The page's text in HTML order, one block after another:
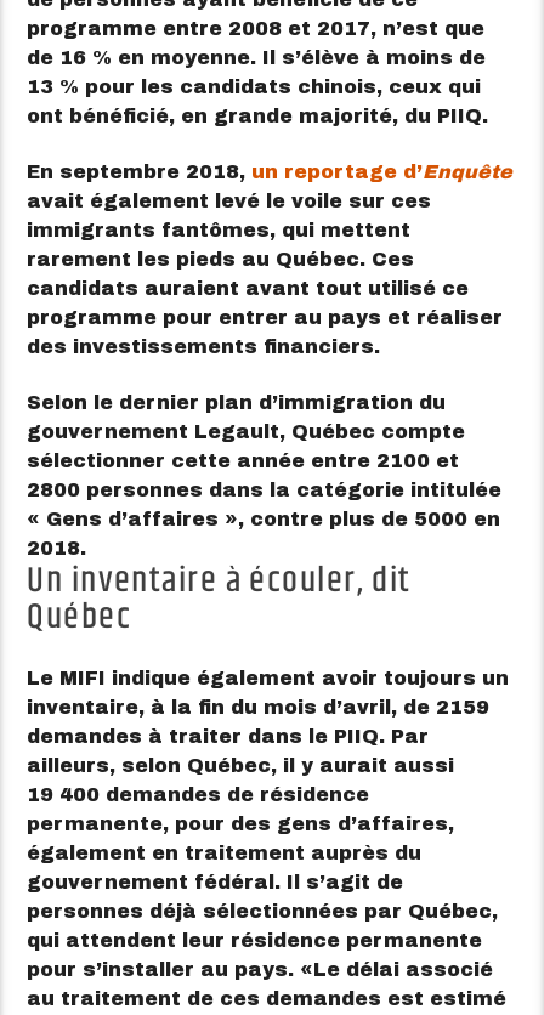
programme entre 2008 et 2017, n’est que
de 16 % en moyenne. Il s’élève à moins de
13 % pour les candidats chinois, ceux qui
ont bénéficié, en grande majorité, du PIIQ.
En septembre 2018, un reportage d’Enquête
avait également levé le voile sur ces
immigrants fantômes, qui mettent
rarement les pieds au Québec. Ces
candidats auraient avant tout utilisé ce
programme pour entrer au pays et réaliser
des investissements financiers.
Selon le dernier plan d’immigration du
gouvernement Legault, Québec compte
sélectionner cette année entre 2100 et
2800 personnes dans la catégorie intitulée
« Gens d’affaires », contre plus de 5000 en
2018.
Un inventaire à écouler, dit
Québec
Le MIFI indique également avoir toujours un
inventaire, à la fin du mois d’avril, de 2159
demandes à traiter dans le PIIQ. Par
ailleurs, selon Québec, il y aurait aussi
19 400 demandes de résidence
permanente, pour des gens d’affaires,
également en traitement auprès du
gouvernement fédéral. Il s’agit de
personnes déjà sélectionnées par Québec,
qui attendent leur résidence permanente
pour s’installer au pays.
Le délai associé
au traitement de ces demandes est estimé